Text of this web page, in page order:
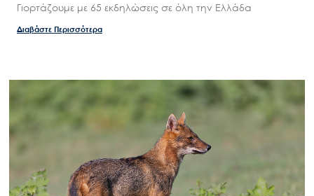
Γιορτάζουμε με 65 εκδηλώσεις σε όλη την Ελλάδα
Διαβάστε Περισσότερα